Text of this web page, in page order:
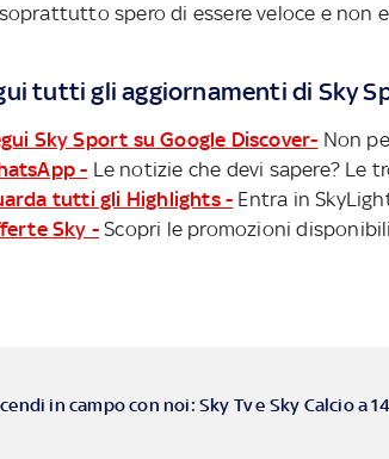
spero di essere veloce e non
tutti gli aggiornamenti di Sky
Sky Sport su Google Discover- Non
- Le notizie che devi sapere? Le
tutti gli Highlights - Entra in
Sky -Scopri le promozioni
in campo con noi: Sky Tv e Sky Calcio a